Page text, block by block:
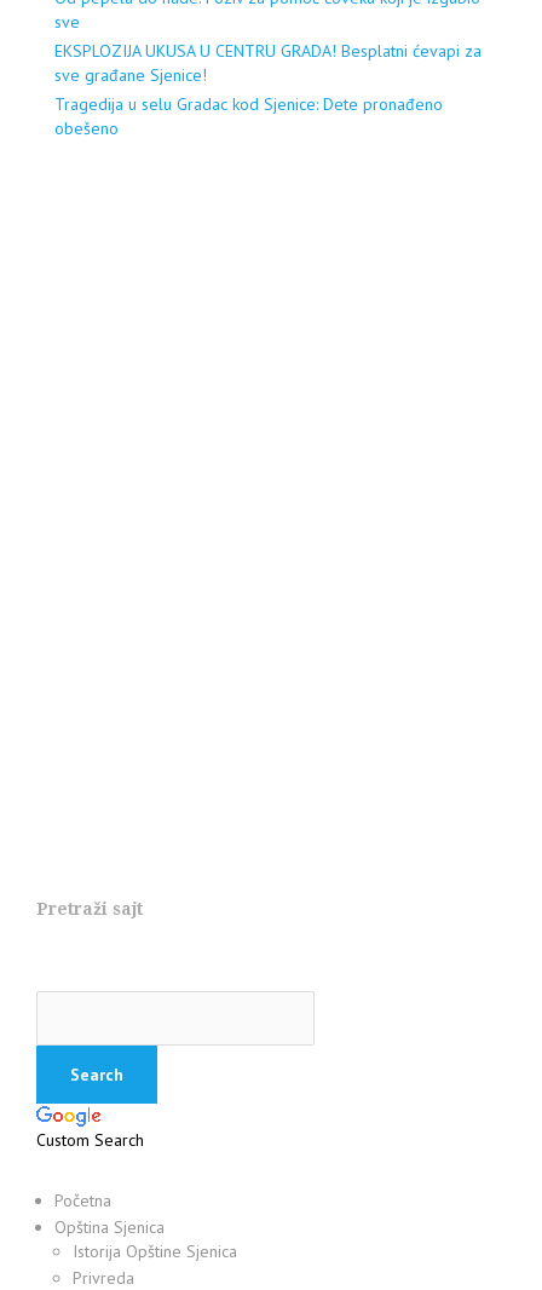
sve
EKSPLOZIJA UKUSA U CENTRU GRADA! Besplatni ćevapi za
sve građane Sjenice!
Tragedija u selu Gradac kod Sjenice: Dete pronađeno
obešeno
Pretraži sajt
Custom Search
Početna
Opština Sjenica
Istorija Opštine Sjenica
Privreda